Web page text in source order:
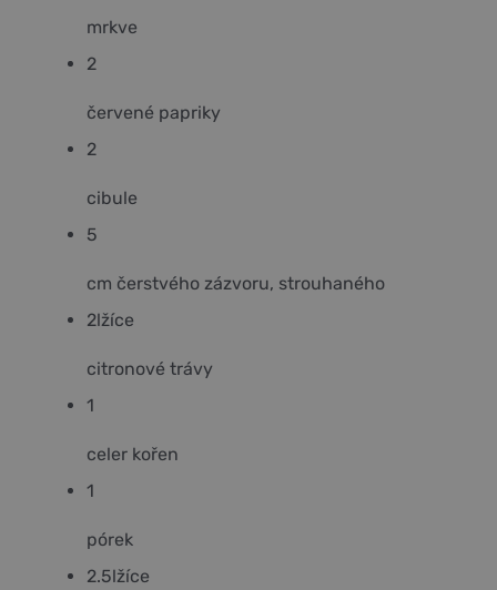
mrkve
2
červené papriky
2
cibule
5
cm čerstvého zázvoru, strouhaného
2lžíce
citronové trávy
1
celer kořen
1
pórek
2.5lžíce